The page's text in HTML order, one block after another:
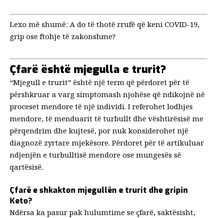
Lexo më shumë: A do të thotë rrufë që keni COVID-19,
grip ose ftohje të zakonshme?
Çfarë është mjegulla e trurit?
“Mjegull e trurit” është një term që përdoret për të
përshkruar a varg simptomash njohëse që ndikojnë në
proceset mendore të një individi. I referohet lodhjes
mendore, të menduarit të turbullt dhe vështirësisë me
përqendrim dhe kujtesë, por nuk konsiderohet një
diagnozë zyrtare mjekësore. Përdoret për të artikuluar
ndjenjën e turbulltisë mendore ose mungesës së
qartësisë.
Çfarë e shkakton mjegullën e trurit dhe gripin
Keto?
Ndërsa ka pasur pak hulumtime se çfarë, saktësisht,